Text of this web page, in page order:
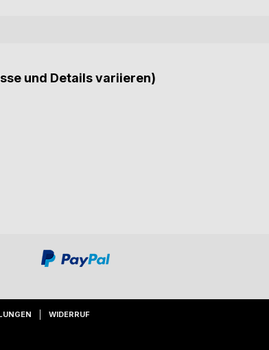
und Details variieren)
WIDERRUF